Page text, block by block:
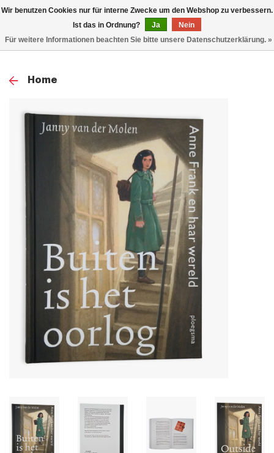
0
Home
Wir benutzen Cookies nur für interne Zwecke um den Webshop zu verbessern.
Ist das in Ordnung?
Ja
Nein
Für weitere Informationen beachten Sie bitte unsere Datenschutzerklärung. »